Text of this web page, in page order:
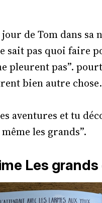
jour de Tom dans
sait pas quoi faire
pleurent pas”.
bien autre
aventures et tu
les grands”.
Les